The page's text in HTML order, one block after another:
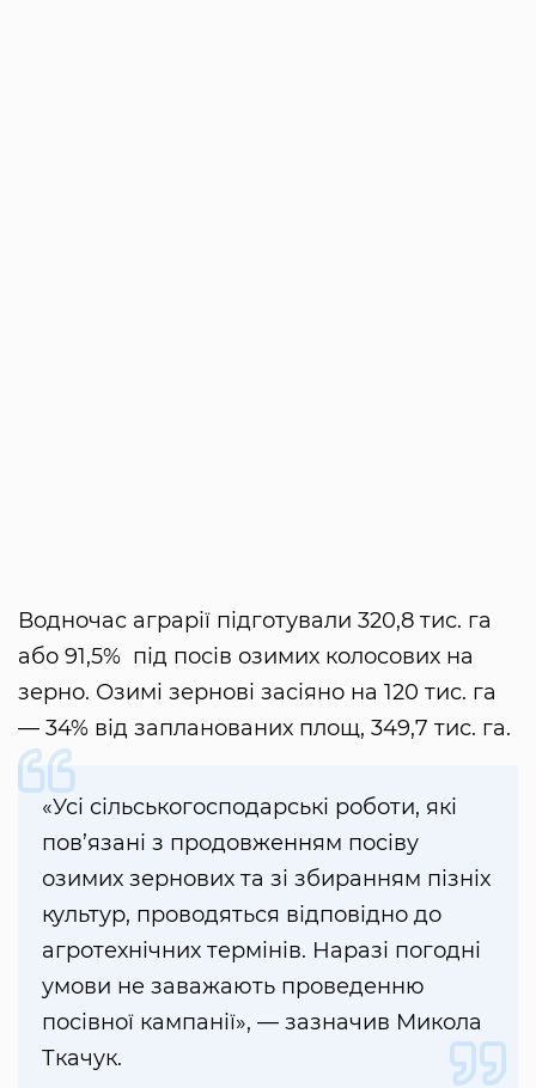
Водночас аграрії підготували 320,8 тис. га
або 91,5% під посів озимих колосових на
зерно. Озимі зернові засіяно на 120 тис. га
— 34% від запланованих площ, 349,7 тис. га.
«Усі сільськогосподарські роботи, які
пов’язані з продовженням посіву
озимих зернових та зі збиранням пізніх
культур, проводяться відповідно до
агротехнічних термінів. Наразі погодні
умови не заважають проведенню
посівної кампанії», — зазначив Микола
Ткачук.